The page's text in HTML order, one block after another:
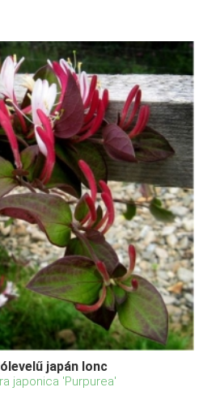
japán lonc
japonica 'Purpurea'